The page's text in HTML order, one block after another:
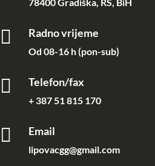
 Radno vrijeme
Od 08-16 h (pon-sub)
 Telefon/fax
+ 387 51 815 170
 Email
lipovacgg@gmail.com